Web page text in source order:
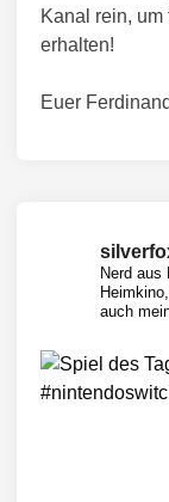
Kanal rein,
erhalten!
Euer
Nerd aus
auch